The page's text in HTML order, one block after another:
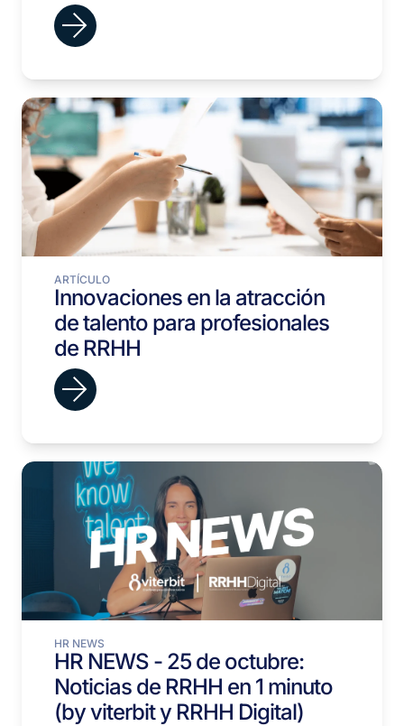
retención.
ARTÍCULO
Innovaciones en la atracción
de talento para profesionales
de RRHH
HR NEWS
HR NEWS - 25 de octubre:
Noticias de RRHH en 1 minuto
(by viterbit y RRHH Digital)